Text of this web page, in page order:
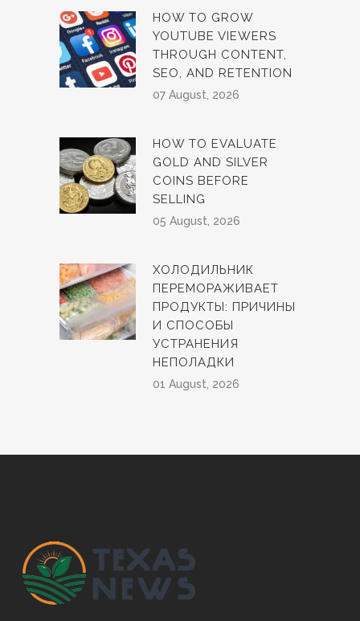
HOW TO GROW
YOUTUBE VIEWERS
THROUGH CONTENT,
SEO, AND RETENTION
07 August, 2026
HOW TO EVALUATE
GOLD AND SILVER
COINS BEFORE
SELLING
05 August, 2026
ХОЛОДИЛЬНИК
ПЕРЕМОРАЖИВАЕТ
ПРОДУКТЫ: ПРИЧИНЫ
И СПОСОБЫ
УСТРАНЕНИЯ
НЕПОЛАДКИ
01 August, 2026